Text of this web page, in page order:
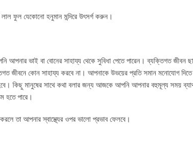
ফুল যেকোনো হনুমান মন্দিরে উৎসর্গ করুন।
ভাই বা বোনের সাহায্য থেকে সুবিধা পেতে পারেন। ব্যক্তিগত জীবন
জীবনে কোন সাহায্য করবে না। আপনাকে উভয়ের প্রতি সমান মনোযোগ
কিছু মানুষের সাথে কথা বলার জন্য আজকে আপনি আপনার বহুমূল্য সময়
হতে পারে।
করলে তা আপনার স্বাস্থ্যের ওপর ভালো প্রভাব ফেলবে।